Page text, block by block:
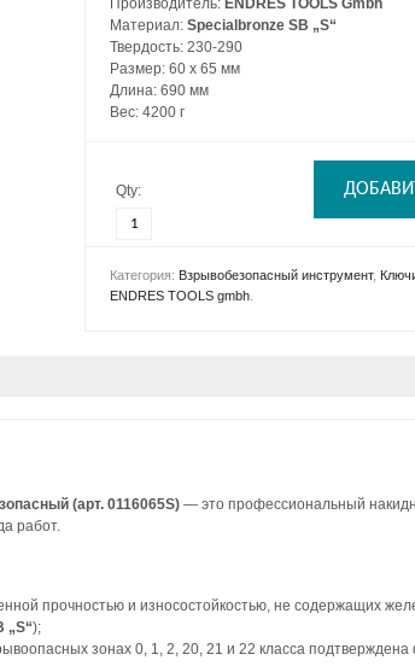
Материал: Specialbronze SB „S“
Твердость: 230-290
Размер: 60 х 65 мм
Длина: 690 мм
Вес: 4200 г
Qty:
Категория: Взрывобезопасный инструмент,
ENDRES TOOLS gmbh
(арт. 0116065S) — это профессиональный
работ.
прочностью и износостойкостью, не содержащих
„S“);
зонах 0, 1, 2, 20, 21 и 22 класса